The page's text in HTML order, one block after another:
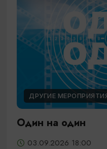
ДРУГИЕ
Один на один
03.09.2026 18:00